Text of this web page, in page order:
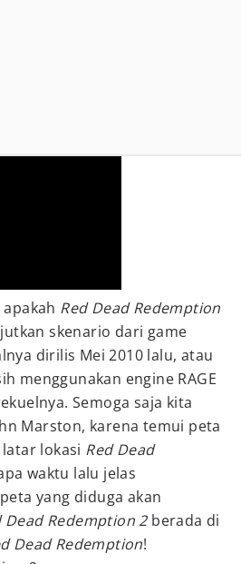
Red Dead Redemption
skenario dari game
dirilis Mei 2010 lalu, atau
menggunakan engine RAGE
Semoga saja kita
Marston, karena temui peta
lokasi Red Dead
waktu lalu jelas
yang diduga akan
Dead Redemption 2berada di
Dead Redemption!